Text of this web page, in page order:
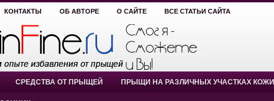
КОНТАКТЫ ОБ АВТОРЕ О САЙТЕ ВСЕ СТАТЬИ САЙТА
СРЕДСТВА ОТ ПРЫЩЕЙ ПРЫЩИ НА РАЗЛИЧНЫХ УЧАСТКАХ КОЖИ